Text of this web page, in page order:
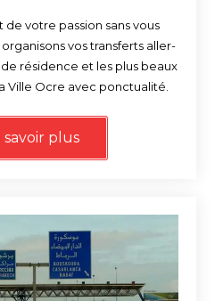
votre passion sans vous
vos transferts aller-
résidence et les plus beaux
Ville Ocre avec ponctualité.
savoir plus